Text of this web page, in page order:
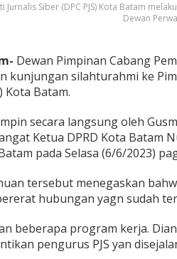
Siber (DPC PJS) Kota Batam
Dewan
Dewan Pimpinan Cabang
kunjungan silahturahmi ke
Kota Batam.
secara langsung oleh
Ketua DPRD Kota Batam
pada Selasa (6/6/2023)
tersebut menegaskan
hubungan yagn sudah
beberapa program kerja.
pengurus PJS yan